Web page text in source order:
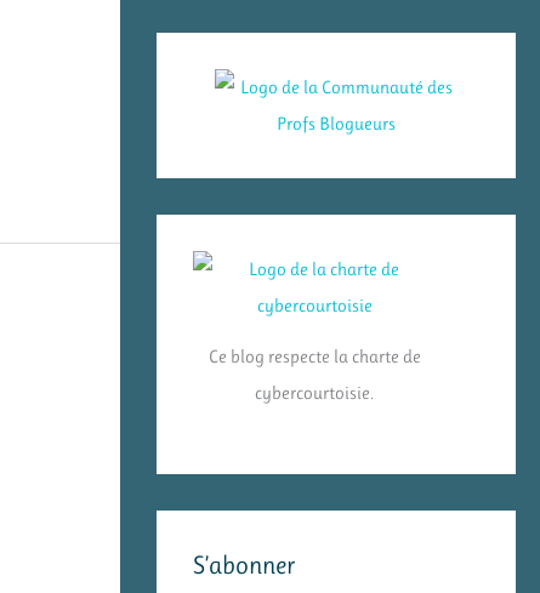
Ce blog respecte la charte de
cybercourtoisie.
S’abonner